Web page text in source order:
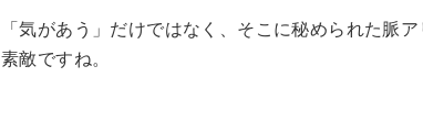
「気があう」だけではなく、そこに秘められた脈
素敵ですね。